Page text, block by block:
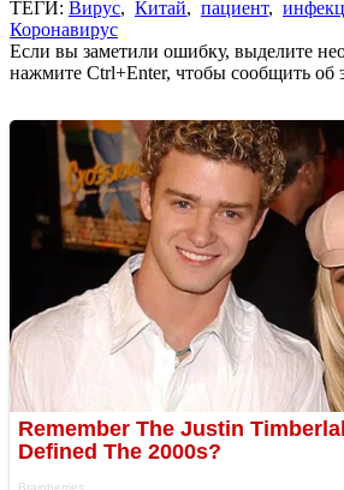
ТЕГИ: Вирус, Китай, пациент,
Коронавирус
Если вы заметили ошибку, выделите
нажмите Ctrl+Enter, чтобы сообщить об